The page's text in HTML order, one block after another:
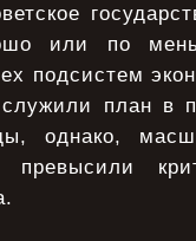
или по
подсистем
план в
однако,
превысили